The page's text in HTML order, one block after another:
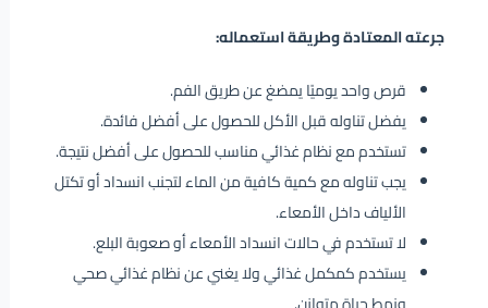
جرعته المعتادة وطريقة استعماله:
قرص واحد يوميًا يمضغ عن طريق الفم.
يفضل تناوله قبل الأكل للحصول على أفضل فائدة.
تستخدم مع نظام غذائي مناسب للحصول على أفضل نتيجة.
يجب تناوله مع كمية كافية من الماء لتجنب انسداد أو تكتل
الألياف داخل الأمعاء.
لا تستخدم في حالات انسداد الأمعاء أو صعوبة البلع.
يستخدم كمكمل غذائي ولا يغني عن نظام غذائي صحي